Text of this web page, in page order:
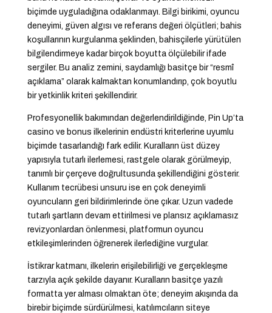
biçimde uyguladığına odaklanmayı. Bilgi birikimi, oyuncu
deneyimi, güven algısı ve referans değeri ölçütleri; bahis
koşullarının kurgulanma şeklinden, bahisçilerle yürütülen
bilgilendirmeye kadar birçok boyutta ölçülebilir ifade
sergiler. Bu analiz zemini, saydamlığı basitçe bir “resmî
açıklama” olarak kalmaktan konumlandırıp, çok boyutlu
bir yetkinlik kriteri şekillendirir.
Profesyonellik bakımından değerlendirildiğinde, Pin Up’ta
casino ve bonus ilkelerinin endüstri kriterlerine uyumlu
biçimde tasarlandığı fark edilir. Kuralların üst düzey
yapısıyla tutarlı ilerlemesi, rastgele olarak görülmeyip,
tanımlı bir çerçeve doğrultusunda şekillendiğini gösterir.
Kullanım tecrübesi unsuru ise en çok deneyimli
oyuncuların geri bildirimlerinde öne çıkar. Uzun vadede
tutarlı şartların devam ettirilmesi ve plansız açıklamasız
revizyonlardan önlenmesi, platformun oyuncu
etkileşimlerinden öğrenerek ilerlediğine vurgular.
İstikrar katmanı, ilkelerin erişilebilirliği ve gerçekleşme
tarzıyla açık şekilde dayanır. Kuralların basitçe yazılı
formatta yer alması olmaktan öte; deneyim akışında da
birebir biçimde sürdürülmesi, katılımcıların siteye